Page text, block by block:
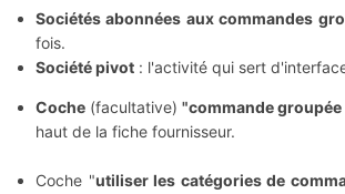
Sociétés abonnées aux commandes
fois.
Société pivot : l'activité qui sert
Coche (facultative) "commande
haut de la fiche fournisseur.
Coche "utiliser les catégories de